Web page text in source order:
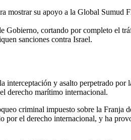
mostrar su apoyo a la Global Sumud
Gobierno, cortando por completo el
sanciones contra Israel.
y asalto perpetrado por
derecho marítimo internacional.
criminal impuesto sobre la Franja
por el derecho internacional, y ha